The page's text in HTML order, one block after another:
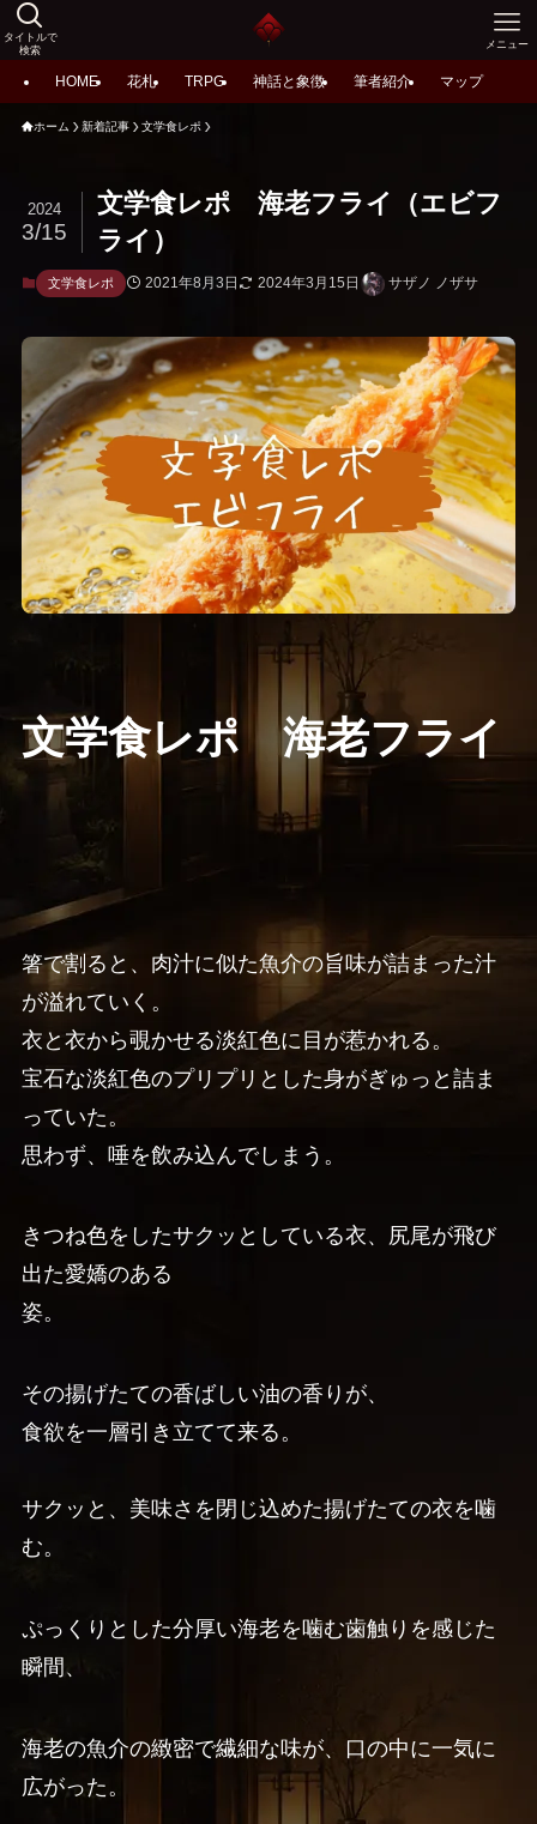
タイトルで
検索
メニュー
HOME 花札 TRPG 神話と象徴 筆者紹介 マップ
ホーム 新着記事 文学食レポ
文学食レポ 海老フライ（エビフ
ライ）
2024
3/15
文学食レポ 2021年8月3日 2024年3月15日 サザノ ノザサ
文学食レポ 海老フライ
箸で割ると、肉汁に似た魚介の旨味が詰まった汁
が溢れていく。
衣と衣から覗かせる淡紅色に目が惹かれる。
宝石な淡紅色のプリプリとした身がぎゅっと詰ま
っていた。
思わず、唾を飲み込んでしまう。
きつね色をしたサクッとしている衣、尻尾が飛び
出た愛嬌のある
姿。
その揚げたての香ばしい油の香りが、
食欲を一層引き立てて来る。
サクッと、美味さを閉じ込めた揚げたての衣を噛
む。
ぷっくりとした分厚い海老を噛む歯触りを感じた
瞬間、
海老の魚介の緻密で繊細な味が、口の中に一気に
広がった。